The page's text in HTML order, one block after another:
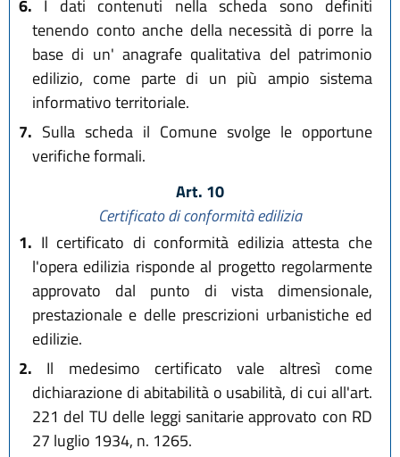
6. I dati contenuti nella scheda sono definiti
tenendo conto anche della necessità di porre la
base di un' anagrafe qualitativa del patrimonio
edilizio, come parte di un più ampio sistema
informativo territoriale.
7. Sulla scheda il Comune svolge le opportune
verifiche formali.
Art. 10
Certificato di conformità edilizia
1. Il certificato di conformità edilizia attesta che
l'opera edilizia risponde al progetto regolarmente
approvato dal punto di vista dimensionale,
prestazionale e delle prescrizioni urbanistiche ed
edilizie.
2. Il medesimo certificato vale altresì come
dichiarazione di abitabilità o usabilità, di cui all'art.
221 del TU delle leggi sanitarie approvato con RD
27 luglio 1934, n. 1265.